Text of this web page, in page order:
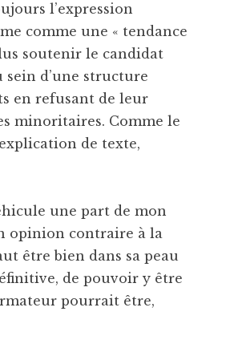
l’expression
comme une « tendance
soutenir le candidat
sein d’une structure
en refusant de leur
minoritaires. Comme le
de texte,
une part de mon
opinion contraire à la
être bien dans sa peau
de pouvoir y être
pourrait être,